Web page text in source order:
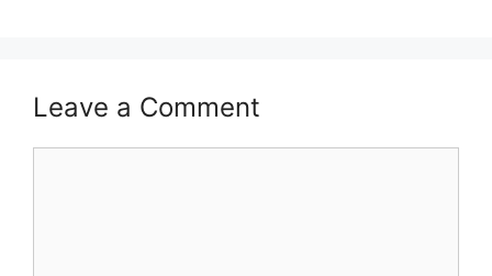
Leave a Comment